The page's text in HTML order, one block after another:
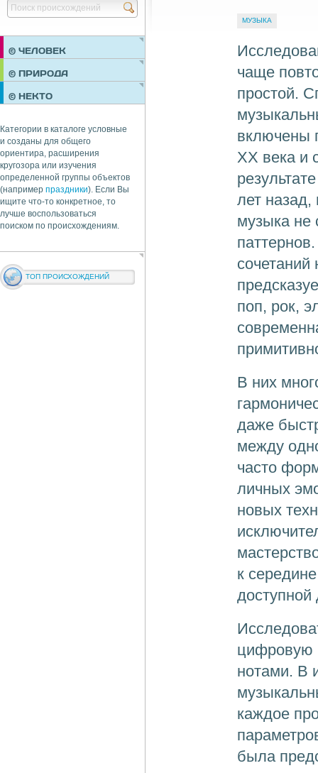
© ЧЕЛОВЕК
ПРАЗДНИКИ
ОБЩЕСТВО
© ПРИРОДА
© НЕКТО
Категории в каталоге условные
и созданы для общего
ориентира, расширения
кругозора или изучения
определенной группы объектов
(например праздники). Если Вы
ищите что-то конкретное, то
лучше воспользоваться
поиском по происхождениям.
ТОП ПРОИСХОЖДЕНИЙ
МУЗЫКА
чаще
простой.
включены
XX века и
лет
музыка не
сочетаний
поп, рок,
В них
даже
между
часто
личных
новых
к
доступной
цифровую
нотами. В
каждое
была